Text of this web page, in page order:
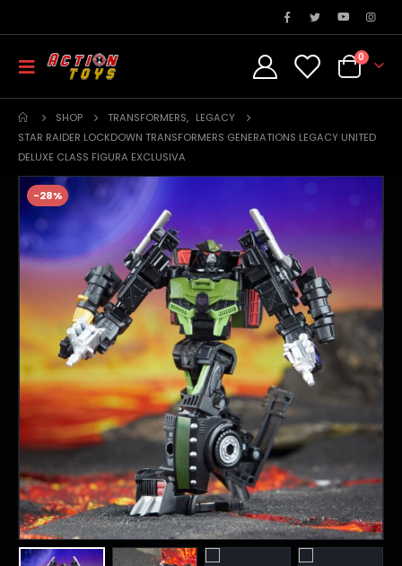
0
SHOP TRANSFORMERS, LEGACY
STAR RAIDER LOCKDOWN TRANSFORMERS GENERATIONS LEGACY UNITED
DELUXE CLASS FIGURA EXCLUSIVA
-28%